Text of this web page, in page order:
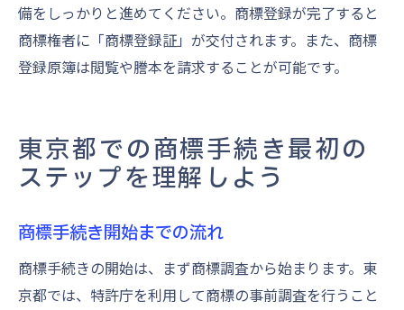
備をしっかりと進めてください。商標登録が完了すると
商標権者に「商標登録証」が交付されます。また、商標
登録原簿は閲覧や謄本を請求することが可能です。
東京都での商標手続き最初の
ステップを理解しよう
商標手続き開始までの流れ
商標手続きの開始は、まず商標調査から始まります。東
京都では、特許庁を利用して商標の事前調査を行うこと